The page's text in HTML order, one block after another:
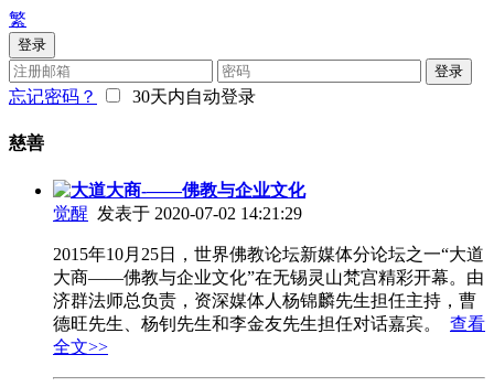
繁
登录
登录
忘记密码？ 30天内自动登录
慈善
大道大商-——佛教与企业文化
觉醒 发表于 2020-07-02 14:21:29
2015年10月25日，世界佛教论坛新媒体分论坛之一“大道
大商——佛教与企业文化”在无锡灵山梵宫精彩开幕。由
济群法师总负责，资深媒体人杨锦麟先生担任主持，曹
德旺先生、杨钊先生和李金友先生担任对话嘉宾。 查看
全文>>